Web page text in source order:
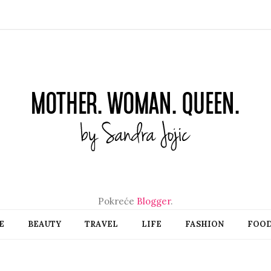
Pokreće Blogger.
BEAUTY TRAVEL LIFE FASHION